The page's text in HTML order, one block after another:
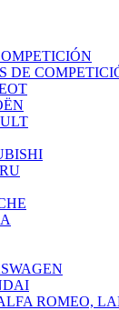
DE
ROMEO,